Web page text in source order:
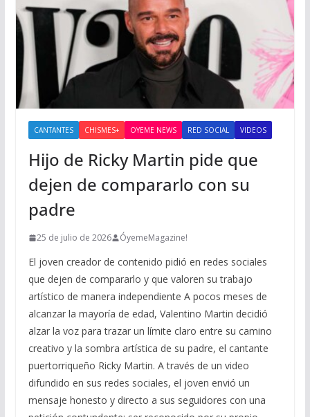
CANTANTES CHISMES+ OYEME NEWS RED SOCIAL VIDEOS
Hijo de Ricky Martin pide que
dejen de compararlo con su
padre
25 de julio de 2026 ÓyemeMagazine!
El joven creador de contenido pidió en redes sociales
que dejen de compararlo y que valoren su trabajo
artístico de manera independiente A pocos meses de
alcanzar la mayoría de edad, Valentino Martin decidió
alzar la voz para trazar un límite claro entre su camino
creativo y la sombra artística de su padre, el cantante
puertorriqueño Ricky Martin. A través de un video
difundido en sus redes sociales, el joven envió un
mensaje honesto y directo a sus seguidores con una